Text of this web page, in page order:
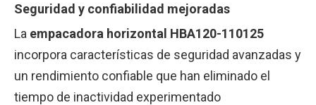
Seguridad y confiabilidad mejoradas
La empacadora horizontal HBA120-110125
incorpora características de seguridad avanzadas y
un rendimiento confiable que han eliminado el
tiempo de inactividad experimentado